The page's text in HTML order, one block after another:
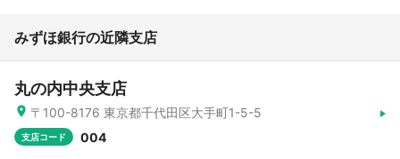
みずほ銀行の近隣支店
丸の内中央支店
〒100-8176 東京都千代田区大手町1-5-5
支店コード 004